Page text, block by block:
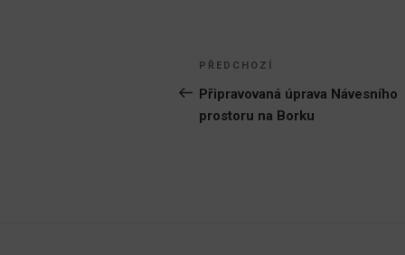
Navigace
pro
příspěvek
Předchozí
příspěvek
PŘEDCHOZÍ
Připravovaná úprava Návesního
prostoru na Borku